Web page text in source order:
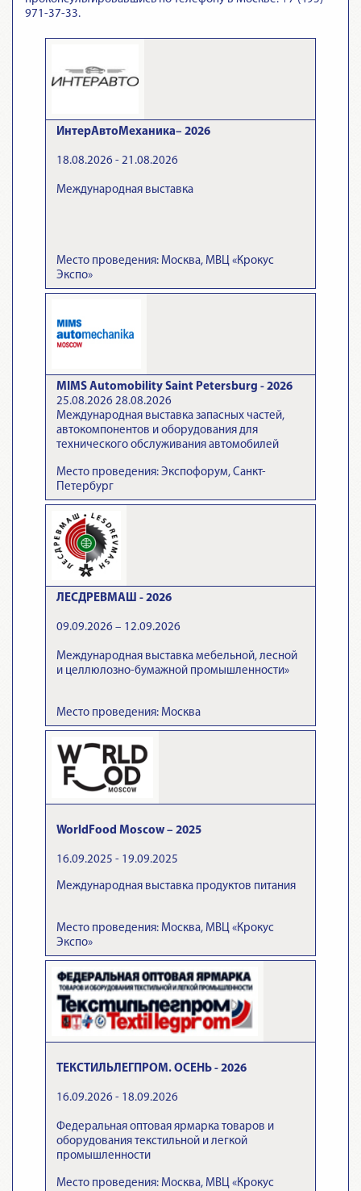
971-37-33.
ИнтерАвтоМеханика– 2026
18.08.2026 - 21.08.2026
Международная выставка
Место проведения: Москва, МВЦ «Крокус
Экспо»
MIMS Automobility Saint Petersburg - 2026
25.08.2026 28.08.2026
Международная выставка запасных частей,
автокомпонентов и оборудования для
технического обслуживания автомобилей
Место проведения: Экспофорум, Санкт-
Петербург
ЛЕСДРЕВМАШ - 2026
09.09.2026 – 12.09.2026
Международная выставка мебельной, лесной
и целлюлозно-бумажной промышленности»
Место проведения: Москва
WorldFood Moscow – 2025
16.09.2025 - 19.09.2025
Международная выставка продуктов питания
Место проведения: Москва, МВЦ «Крокус
Экспо»
ТЕКСТИЛЬЛЕГПРОМ. ОСЕНЬ - 2026
16.09.2026 - 18.09.2026
Федеральная оптовая ярмарка товаров и
оборудования текстильной и легкой
промышленности
Место проведения: Москва, МВЦ «Крокус